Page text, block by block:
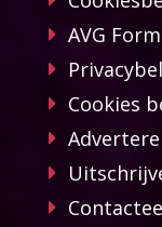
AVG
Cookies